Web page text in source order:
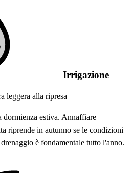
Irrigazione
leggera alla ripresa
dormienza estiva. Annaffiare
riprende in autunno se le condizioni
è fondamentale tutto l'anno.